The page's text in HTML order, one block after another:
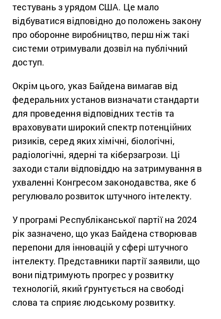
тестувань з урядом США. Це мало
відбуватися відповідно до положень закону
про оборонне виробництво, перш ніж такі
системи отримували дозвіл на публічний
доступ.
Окрім цього, указ Байдена вимагав від
федеральних установ визначати стандарти
для проведення відповідних тестів та
враховувати широкий спектр потенційних
ризиків, серед яких хімічні, біологічні,
радіологічні, ядерні та кіберзагрози. Ці
заходи стали відповіддю на затримування в
ухваленні Конгресом законодавства, яке б
регулювало розвиток штучного інтелекту.
У програмі Республіканської партії на 2024
рік зазначено, що указ Байдена створював
перепони для інновацій у сфері штучного
інтелекту. Представники партії заявили, що
вони підтримують прогрес у розвитку
технологій, який ґрунтується на свободі
слова та сприяє людському розвитку.